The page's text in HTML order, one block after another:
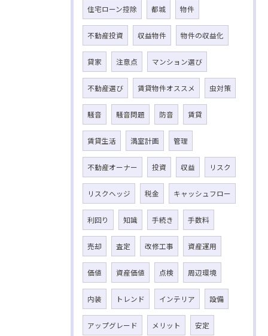
住宅ローン控除 都城 物件
不動産投資 収益物件 物件の収益化
貸家 注意点 マンション選び
不動産選び 賃貸物件オススメ 虫対策
騒音 騒音問題 防音 賃貸
賃貸生活 満室計画 管理
不動産オーナー 投資 収益 リスク
リスクヘッジ 税金 キャッシュフロー
利回り 知識 手続き 手数料
売却 査定 改修工事 資産運用
価値 資産価値 点検 周辺環境
内装 トレンド インテリア 設備
アップグレード メリット 安定